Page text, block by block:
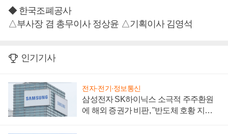
◆ 한국조폐공사
△부사장 겸 총무이사 정상윤 △기획이사 김영석
인기기사
전자·전기·정보통신
삼성전자 SK하이닉스 소극적 주주환원
에 해외 증권가 비판, "반도체 호황 지속